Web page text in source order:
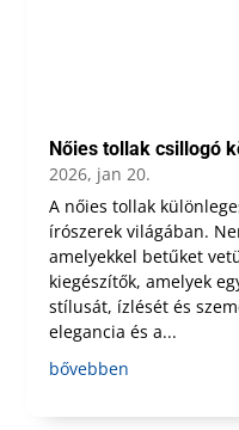
Nőies tollak csillogó
2026, jan 20.
A nőies tollak
írószerek világában.
amelyekkel betűket
kiegészítők, amelyek
stílusát, ízlését és
elegancia és a...
bővebben